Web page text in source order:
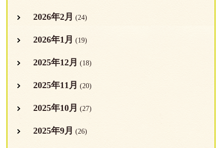
2026年2月 (24)
2026年1月 (19)
2025年12月 (18)
2025年11月 (20)
2025年10月 (27)
2025年9月 (26)